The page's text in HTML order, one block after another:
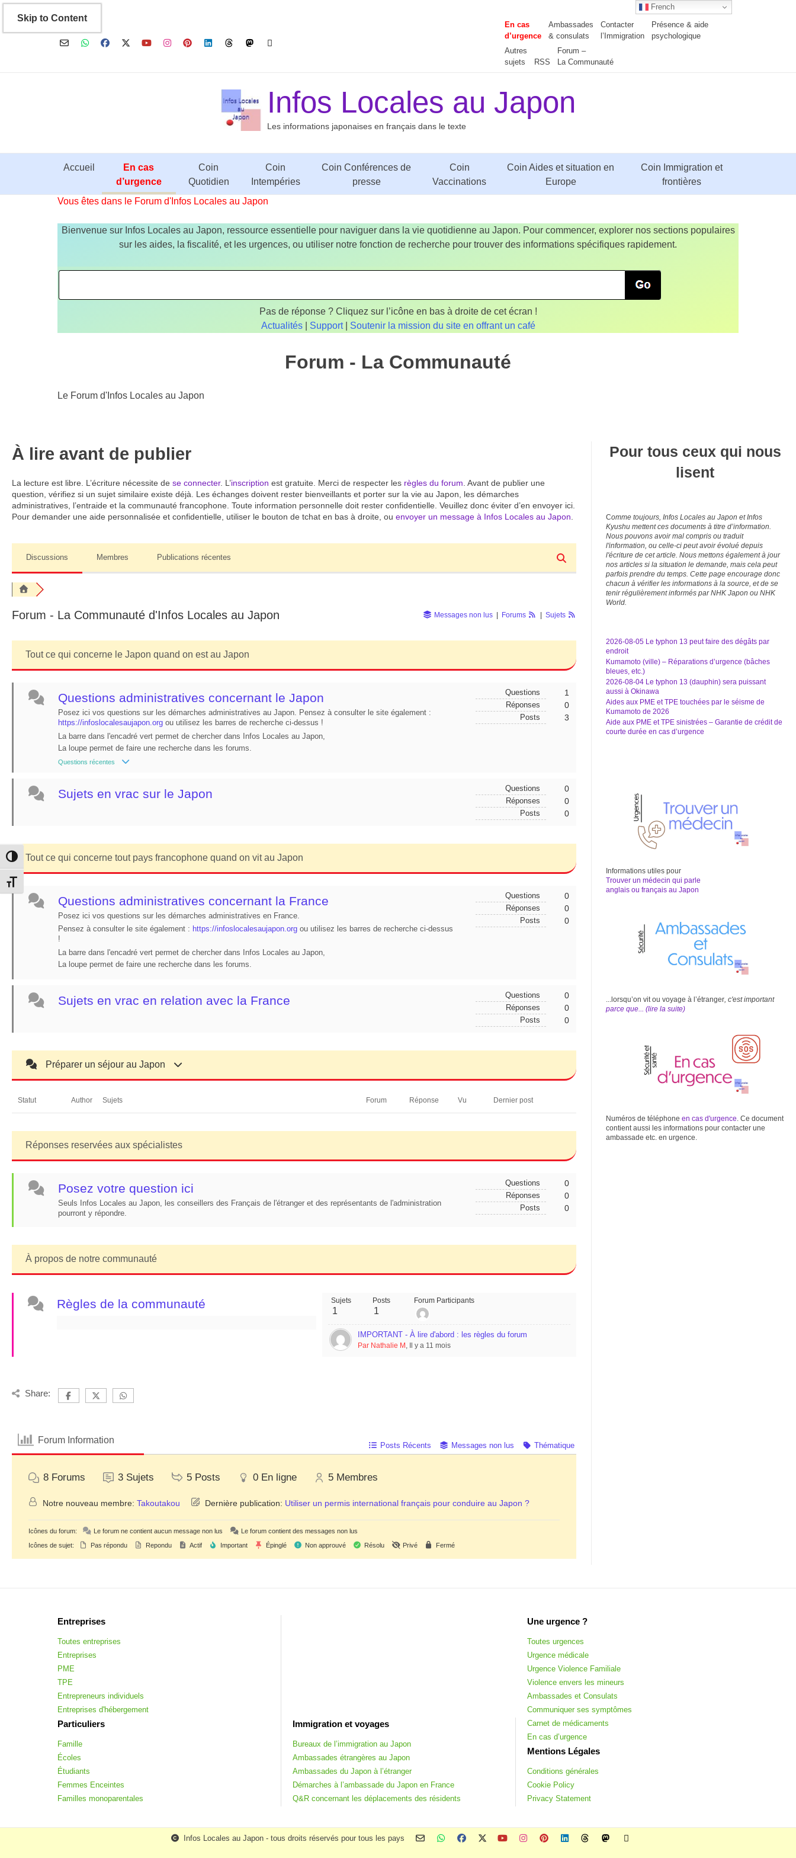
Skip to Content
Passer en contraste élevé
Changer la taille de la police
Aller
contenu
En cas
d’urgence
Ambassades
& consulats
Contacter
l’Immigration
Présence & aide
psychologique
Autres
sujets
RSS
Forum –
La Communauté
Infos Locales au Japon
Les informations japonaises en français dans le texte
Accueil
En cas
d’urgence
Coin
Quotidien
Coin
Intempéries
Coin Conférences de
presse
Coin
Vaccinations
Coin Aides et situation en
Europe
Coin Immigration et
frontières
Vous êtes dans le Forum d'Infos Locales au Japon
Bienvenue sur Infos Locales au Japon, ressource essentielle pour naviguer dans la vie quotidienne au Japon. Pour commencer, explorer nos sections populaires
sur les aides, la fiscalité, et les urgences, ou utiliser notre fonction de recherche pour trouver des informations spécifiques rapidement.
Pas de réponse ? Cliquez sur l’icône en bas à droite de cet écran !
Actualités| Support| Soutenir la mission du site en offrant un café
Forum - La Communauté
Le Forum d'Infos Locales au Japon
À lire avant de publier
La lecture est libre. L’écriture nécessite de se connecter. L’inscription est gratuite. Merci de respecter les règles du forum . Avant de publier une
question, vérifiez si un sujet similaire existe déjà. Les échanges doivent rester bienveillants et porter sur la vie au Japon, les démarches
administratives, l’entraide et la communauté francophone. Toute information personnelle doit rester confidentielle. Veuillez donc éviter d’en envoyer ici.
Pour demander une aide personnalisée et confidentielle, utiliser le bouton de tchat en bas à droite, ou envoyer un message à Infos Locales au Japon
Discussions Membres Publications récentes
Forum - La Communauté d'Infos Locales au Japon Messages non lus Forums Sujets
Tout ce qui concerne le Japon quand on est au Japon
Questions administratives concernant le Japon
Posez ici vos questions sur les démarches administratives au Japon. Pensez à consulter le site également :
https://infoslocalesaujapon.org ou utilisez les barres de recherche ci-dessus !
La barre dans l'encadré vert permet de chercher dans Infos Locales au Japon,
La loupe permet de faire une recherche dans les forums.
Questions récentes
Questions 1
Réponses 0
Posts 3
Sujets en vrac sur le Japon Questions 0
Réponses 0
Posts 0
Tout ce qui concerne tout pays francophone quand on vit au Japon
Questions administratives concernant la France
Posez ici vos questions sur les démarches administratives en France.
Pensez à consulter le site également : https://infoslocalesaujapon.org ou utilisez les barres de recherche ci-dessus
!
La barre dans l'encadré vert permet de chercher dans Infos Locales au Japon,
La loupe permet de faire une recherche dans les forums.
Questions 0
Réponses 0
Posts 0
Sujets en vrac en relation avec la France Questions 0
Réponses 0
Posts 0
Préparer un séjour au Japon
Statut Author Sujets Forum Réponse Vu Dernier post
Réponses reservées aux spécialistes
Posez votre question ici
Seuls Infos Locales au Japon, les conseillers des Français de l'étranger et des représentants de l'administration
pourront y répondre.
Questions 0
Réponses 0
Posts 0
À propos de notre communauté
Règles de la communauté Sujets
1
Posts
1
Forum Participants
IMPORTANT - À lire d'abord : les règles du forum
Par Nathalie M , Il y a 11 mois
Share:
Forum Information
Posts Récents Messages non lus Thématique
8 Forums 3 Sujets 5 Posts 0 En ligne 5 Membres
Notre nouveau membre: Takoutakou Dernière publication: Utiliser un permis international français pour conduire au Japon ?
Icônes du forum: Le forum ne contient aucun message non lus
Le forum contient des messages non lus
Icônes de sujet:
Pas répondu Repondu Actif Important Épinglé Non approuvé Résolu Privé Fermé
Pour tous ceux qui nous
lisent
Comme toujours, Infos Locales au Japon et Infos
Kyushu mettent ces documents à titre d’information.
Nous pouvons avoir mal compris ou traduit
l'information, ou celle-ci peut avoir évolué depuis
l'écriture de cet article. Nous mettons également à jour
nos articles si la situation le demande, mais cela peut
parfois prendre du temps. Cette page encourage donc
chacun à vérifier les informations à la source, et de se
tenir régulièrement informés par NHK Japon ou NHK
World.
2026-08-05 Le typhon 13 peut faire des dégâts par
endroit
Kumamoto (ville) – Réparations d’urgence (bâches
bleues, etc.)
2026-08-04 Le typhon 13 (dauphin) sera puissant
aussi à Okinawa
Aides aux PME et TPE touchées par le séisme de
Kumamoto de 2026
Aide aux PME et TPE sinistrées – Garantie de crédit de
courte durée en cas d’urgence
Informations utiles pour
Trouver un médecin qui parle
anglais ou français au Japon
...lorsqu’on vit ou voyage à l’étranger, c'est important
parce que... (lire la suite)
Numéros de téléphone en cas d'urgence. Ce document
contient aussi les informations pour contacter une
ambassade etc. en urgence.
Entreprises
Toutes entreprises
Entreprises
PME
TPE
Entrepreneurs individuels
Entreprises d'hébergement
Particuliers
Famille
Écoles
Étudiants
Femmes Enceintes
Familles monoparentales
Immigration et voyages
Bureaux de l’immigration au Japon
Ambassades étrangères au Japon
Ambassades du Japon à l’étranger
Démarches à l’ambassade du Japon en France
Q&R concernant les déplacements des résidents
Une urgence ?
Toutes urgences
Urgence médicale
Urgence Violence Familiale
Violence envers les mineurs
Ambassades et Consulats
Communiquer ses symptômes
Carnet de médicaments
En cas d’urgence
Mentions Légales
Conditions générales
Cookie Policy
Privacy Statement
Infos Locales au Japon - tous droits réservés pour tous les pays
French